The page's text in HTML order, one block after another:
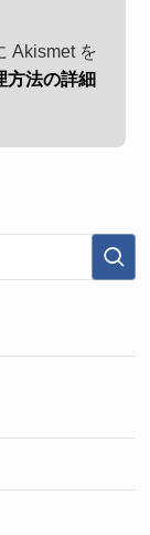
Akismet を
方法の詳細